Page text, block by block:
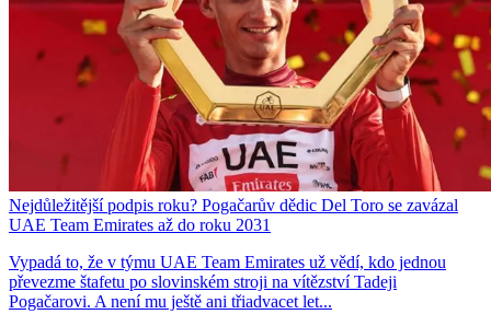
Nejdůležitější podpis roku? Pogačarův dědic Del Toro se zavázal
UAE Team Emirates až do roku 2031
Vypadá to, že v týmu UAE Team Emirates už vědí, kdo jednou
převezme štafetu po slovinském stroji na vítězství Tadeji
Pogačarovi. A není mu ještě ani třiadvacet let...